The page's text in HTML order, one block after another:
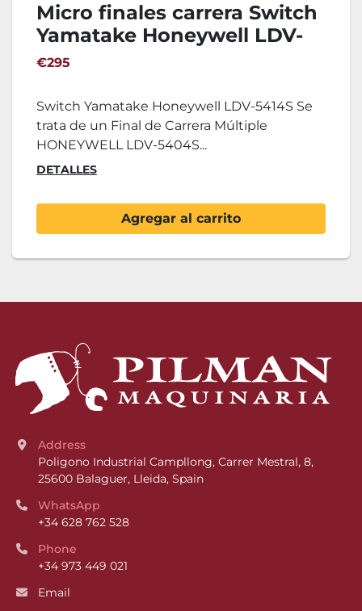
Micro finales carrera Switch
Yamatake Honeywell LDV-
5414S
€295
Switch Yamatake Honeywell LDV-5414S Se
trata de un Final de Carrera Múltiple
HONEYWELL LDV-5404S...
DETALLES
Agregar al carrito
Address
Poligono Industrial Campllong, Carrer Mestral, 8,
25600 Balaguer, Lleida, Spain
WhatsApp
+34 628 762 528
Phone
+34 973 449 021
Email